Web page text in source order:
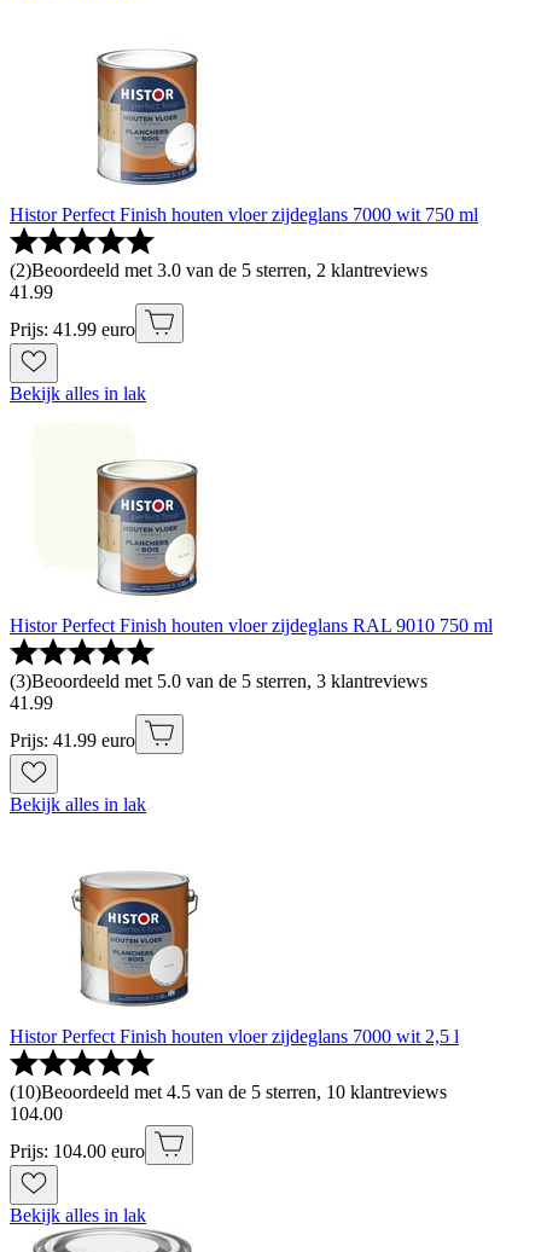
Histor Perfect Finish houten vloer zijdeglans 7000 wit 750 ml
(2)Beoordeeld met 3.0 van de 5 sterren, 2 klantreviews
41 .99
Prijs: 41.99 euro
Bekijk alles in lak
Histor Perfect Finish houten vloer zijdeglans RAL 9010 750 ml
(3)Beoordeeld met 5.0 van de 5 sterren, 3 klantreviews
41 .99
Prijs: 41.99 euro
Bekijk alles in lak
Histor Perfect Finish houten vloer zijdeglans 7000 wit 2,5 l
(10)Beoordeeld met 4.5 van de 5 sterren, 10 klantreviews
104.00
Prijs: 104.00 euro
Bekijk alles in lak